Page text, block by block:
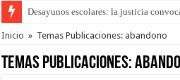
“La Feria en tu Barrio” para agostocon
Inicio » Temas Publicaciones: abandono
Temas Publicaciones: